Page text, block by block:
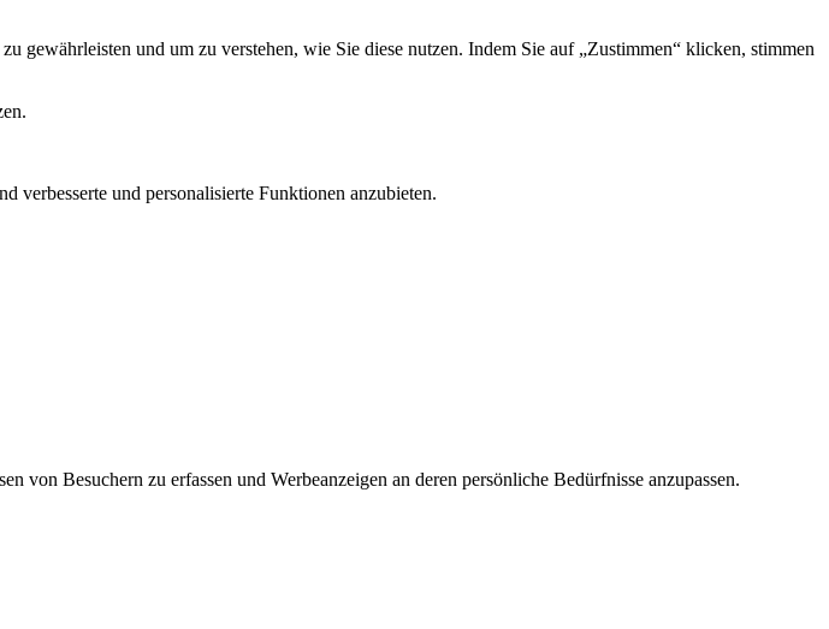
und um zu verstehen, wie Sie diese nutzen. Indem Sie auf „Zustimmen“ klicken, stimmen
verbesserte und personalisierte Funktionen anzubieten.
Besuchern zu erfassen und Werbeanzeigen an deren persönliche Bedürfnisse anzupassen.